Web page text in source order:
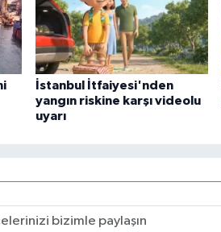
İstanbul İtfaiyesi'nden
yangın riskine karşı videolu
uyarı